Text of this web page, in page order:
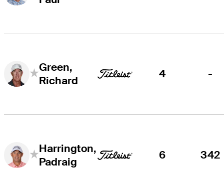
Green,
Richard
4 -
Harrington,
Padraig
6 342